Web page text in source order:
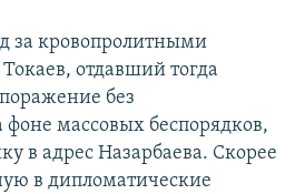
за кровопролитными
отдавший тогда
без
массовых беспорядков,
в адрес Назарбаева. Скорее
в дипломатические